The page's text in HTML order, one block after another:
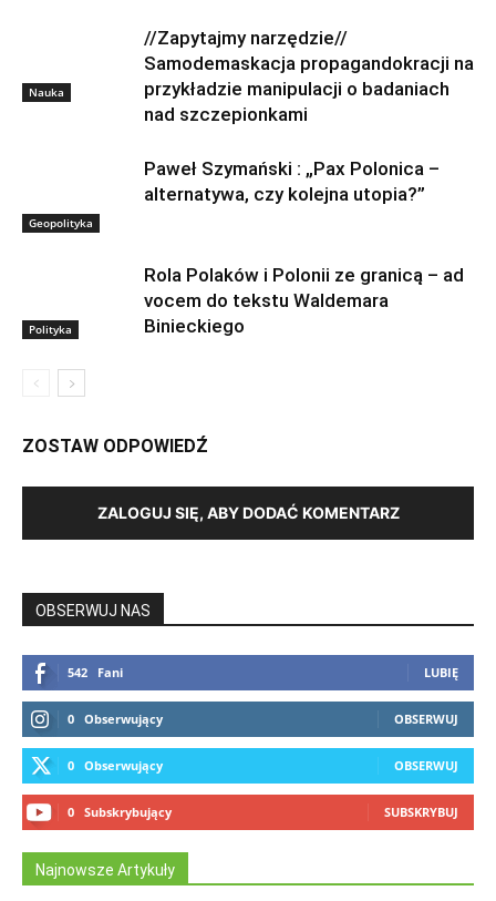
Nauka
//Zapytajmy narzędzie//
Samodemaskacja propagandokracji na
przykładzie manipulacji o badaniach
nad szczepionkami
Geopolityka
Paweł Szymański : „Pax Polonica –
alternatywa, czy kolejna utopia?”
Polityka
Rola Polaków i Polonii ze granicą – ad
vocem do tekstu Waldemara
Binieckiego
ZOSTAW ODPOWIEDŹ
ZALOGUJ SIĘ, ABY DODAĆ KOMENTARZ
OBSERWUJ NAS
542 Fani LUBIĘ
0 Obserwujący OBSERWUJ
0 Obserwujący OBSERWUJ
0 Subskrybujący SUBSKRYBUJ
Najnowsze Artykuły